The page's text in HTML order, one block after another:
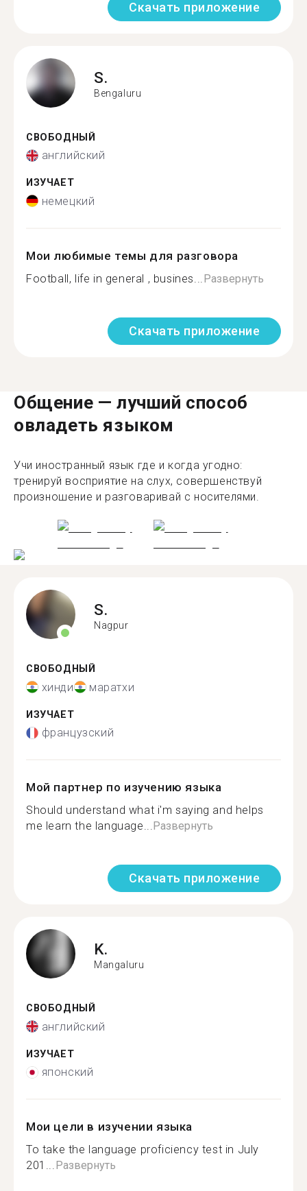
Скачать приложение
S.
Bengaluru
СВОБОДНЫЙ
английский
ИЗУЧАЕТ
немецкий
Мои любимые темы для разговора
Football, life in general , busines... Развернуть
Скачать приложение
Общение — лучший способ
овладеть языком
Учи иностранный язык где и когда угодно:
тренируй восприятие на слух, совершенствуй
произношение и разговаривай с носителями.
S.
Nagpur
СВОБОДНЫЙ
хинди маратхи
ИЗУЧАЕТ
французский
Мой партнер по изучению языка
Should understand what i'm saying and helps
me learn the language...Развернуть
Скачать приложение
K.
Mangaluru
СВОБОДНЫЙ
английский
ИЗУЧАЕТ
японский
Мои цели в изучении языка
To take the language proficiency test in July
201...Развернуть